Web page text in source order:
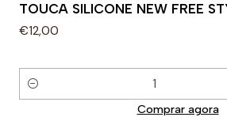
TOUCA SILICONE NEW FREE
€12,00
Quantidade
Comprar agora